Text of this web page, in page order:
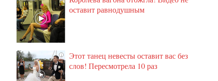
оставит равнодушным
i
Этот танец невесты оставит вас без
слов! Пересмотрела 10 раз